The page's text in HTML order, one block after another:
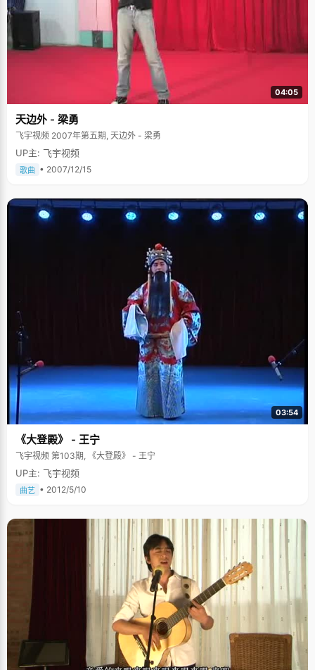
04:05
天边外 - 梁勇
飞宇视频 2007年第五期, 天边外 - 梁勇
UP主: 飞宇视频
歌曲 • 2007/12/15
03:54
《大登殿》 - 王宁
飞宇视频 第103期, 《大登殿》 - 王宁
UP主: 飞宇视频
曲艺 • 2012/5/10